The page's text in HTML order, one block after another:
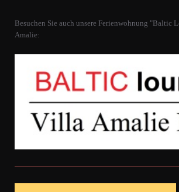
Besuchen Sie auch unsere Ferienwohnung "Baltic
Amalie: